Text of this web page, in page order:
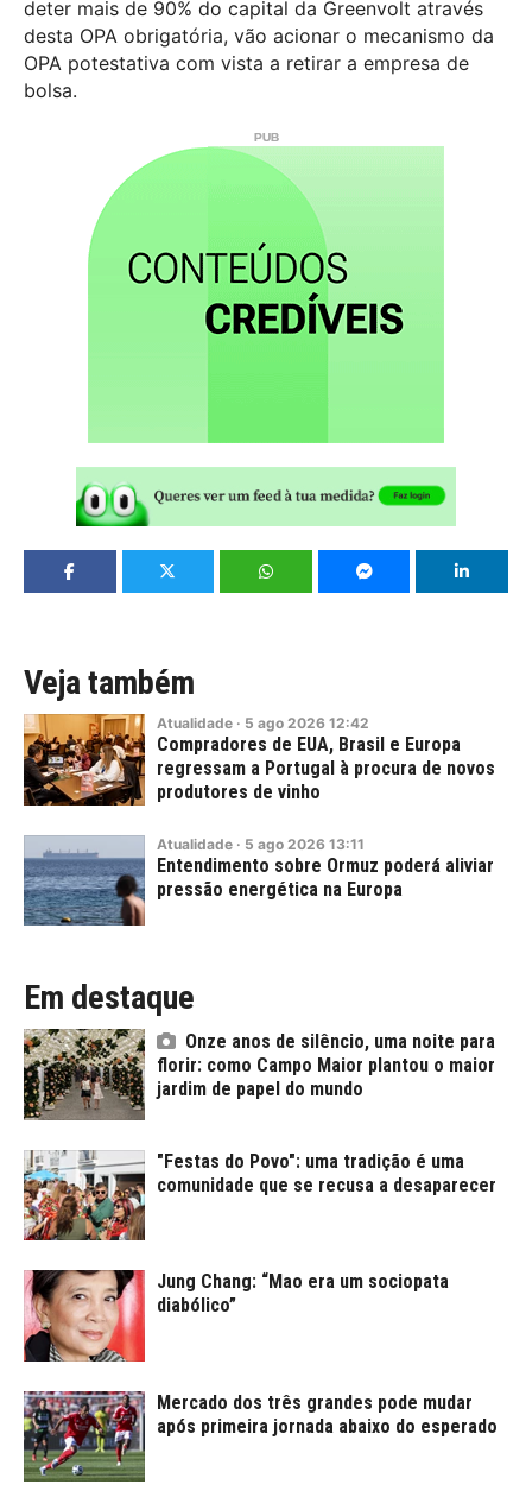
deter mais de 90% do capital da Greenvolt através
desta OPA obrigatória, vão acionar o mecanismo da
OPA potestativa com vista a retirar a empresa de
bolsa.
Veja também
Atualidade · 5 ago 2026 12:42
Compradores de EUA, Brasil e Europa
regressam a Portugal à procura de novos
produtores de vinho
Atualidade · 5 ago 2026 13:11
Entendimento sobre Ormuz poderá aliviar
pressão energética na Europa
Em destaque
Onze anos de silêncio, uma noite para
florir: como Campo Maior plantou o maior
jardim de papel do mundo
"Festas do Povo": uma tradição é uma
comunidade que se recusa a desaparecer
Jung Chang: “Mao era um sociopata
diabólico”
Mercado dos três grandes pode mudar
após primeira jornada abaixo do esperado